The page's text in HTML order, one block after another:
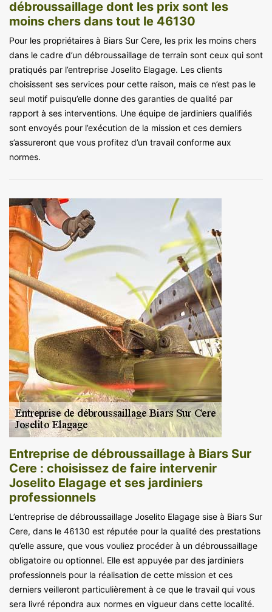
débroussaillage dont les prix sont les
moins chers dans tout le 46130
Pour les propriétaires à Biars Sur Cere, les prix les moins chers
dans le cadre d’un débroussaillage de terrain sont ceux qui sont
pratiqués par l’entreprise Joselito Elagage. Les clients
choisissent ses services pour cette raison, mais ce n’est pas le
seul motif puisqu’elle donne des garanties de qualité par
rapport à ses interventions. Une équipe de jardiniers qualifiés
sont envoyés pour l’exécution de la mission et ces derniers
s’assureront que vous profitez d’un travail conforme aux
normes.
Entreprise de débroussaillage à Biars Sur
Cere : choisissez de faire intervenir
Joselito Elagage et ses jardiniers
professionnels
L’entreprise de débroussaillage Joselito Elagage sise à Biars Sur
Cere, dans le 46130 est réputée pour la qualité des prestations
qu’elle assure, que vous vouliez procéder à un débroussaillage
obligatoire ou optionnel. Elle est appuyée par des jardiniers
professionnels pour la réalisation de cette mission et ces
derniers veilleront particulièrement à ce que le travail qui vous
sera livré répondra aux normes en vigueur dans cette localité.